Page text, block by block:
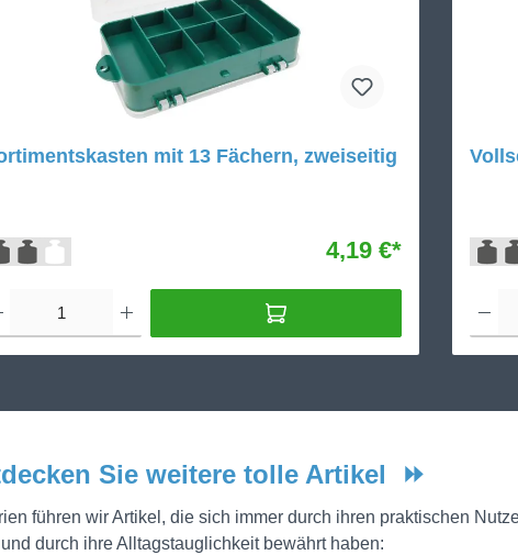
mit 13 Fächern, zweiseitig
4,19 €*
Sie weitere tolle Artikel ⏩
führen wir Artikel, die sich immer durch ihren praktischen
und durch ihre Alltagstauglichkeit bewährt haben: